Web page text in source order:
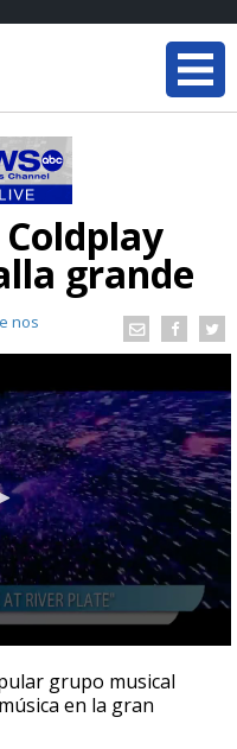
grande
nos
grupo musical
en la gran